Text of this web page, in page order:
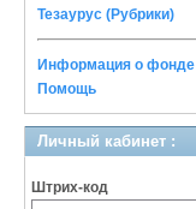
Тезаурус (Рубрики)
Информация о фонде
Помощь
Личный кабинет :
Штрих-код